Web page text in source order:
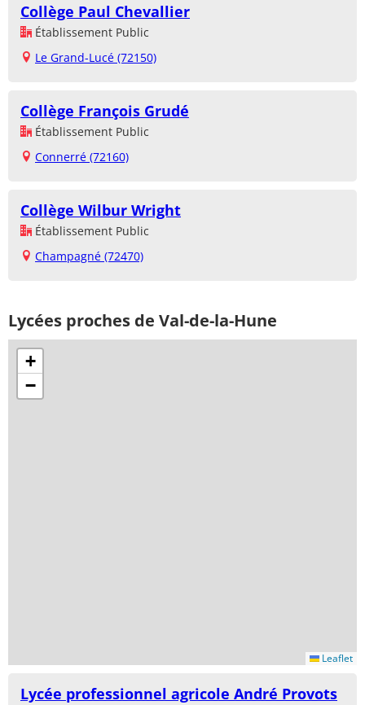
Collège Paul Chevallier
Établissement Public
Le Grand-Lucé (72150)
Collège François Grudé
Établissement Public
Connerré (72160)
Collège Wilbur Wright
Établissement Public
Champagné (72470)
Lycées proches de Val-de-la-Hune
+
−
Leaflet
Lycée professionnel agricole André Provots